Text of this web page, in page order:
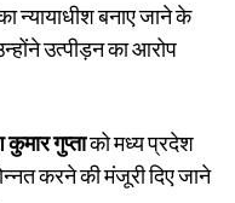
न्यायाधीश बनाए जाने के
उत्पीड़न का आरोप
गुप्ताको मध्य प्रदेश
करने की मंजूरी दिए जाने